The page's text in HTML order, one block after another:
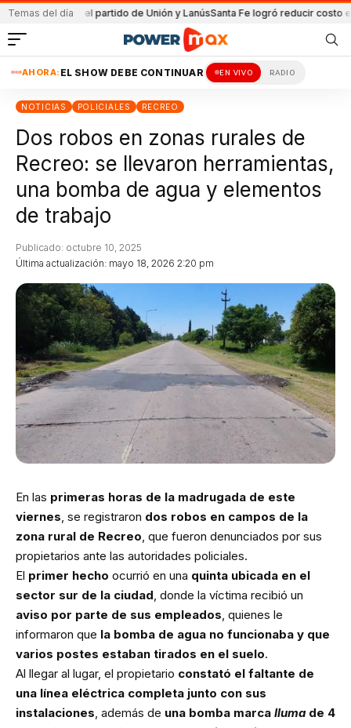
Temas del día
en el partido de Unión y LanúsSanta Fe logró reducir costo
AHORA: EL SHOW DEBE CONTINUAR EN VIVO RADIO
NOTICIAS POLICIALES RECREO
Dos robos en zonas rurales de
Recreo: se llevaron herramientas,
una bomba de agua y elementos
de trabajo
Última actualización: mayo 18, 2026 2:20 pm
Publicado: octubre 10, 2025
En las primeras horas de la madrugada de este
viernes , se registraron dos robos en campos de la
zona rural de Recreo , que fueron denunciados por sus
propietarios ante las autoridades policiales.
El primer hecho ocurrió en una quinta ubicada en el
sector sur de la ciudad , donde la víctima recibió un
aviso por parte de sus empleados , quienes le
informaron que la bomba de agua no funcionaba y que
varios postes estaban tirados en el suelo.
Al llegar al lugar, el propietario constató el faltante de
una línea eléctrica completa junto con sus
instalaciones , además de una bomba marca Ilumade 4